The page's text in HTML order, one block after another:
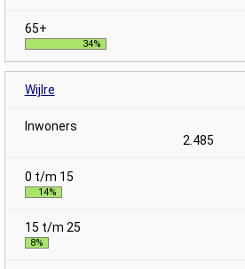
34%
Wijlre
2.485
14%
8%